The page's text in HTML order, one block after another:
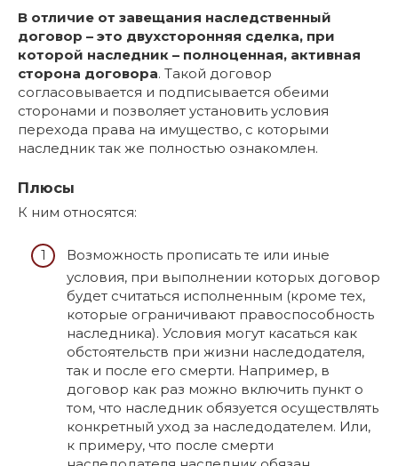
В отличие от завещания наследственный
договор – это двухсторонняя сделка, при
которой наследник – полноценная, активная
сторона договора. Такой договор
согласовывается и подписывается обеими
сторонами и позволяет установить условия
перехода права на имущество, с которыми
наследник так же полностью ознакомлен.
Плюсы
К ним относятся:
Возможность прописать те или иные
условия, при выполнении которых договор
будет считаться исполненным (кроме тех,
которые ограничивают правоспособность
наследника). Условия могут касаться как
обстоятельств при жизни наследодателя,
так и после его смерти. Например, в
договор как раз можно включить пункт о
том, что наследник обязуется осуществлять
конкретный уход за наследодателем. Или,
к примеру, что после смерти